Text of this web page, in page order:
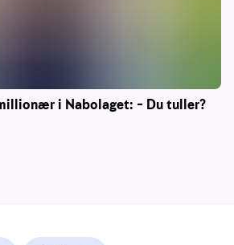
i Nabolaget: – Du tuller?